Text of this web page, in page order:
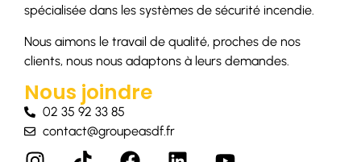
spécialisée dans les systèmes de sécurité incendie.
Nous aimons le travail de qualité, proches de nos
clients, nous nous adaptons à leurs demandes.
Nous joindre
02 35 92 33 85
contact@groupeasdf.fr